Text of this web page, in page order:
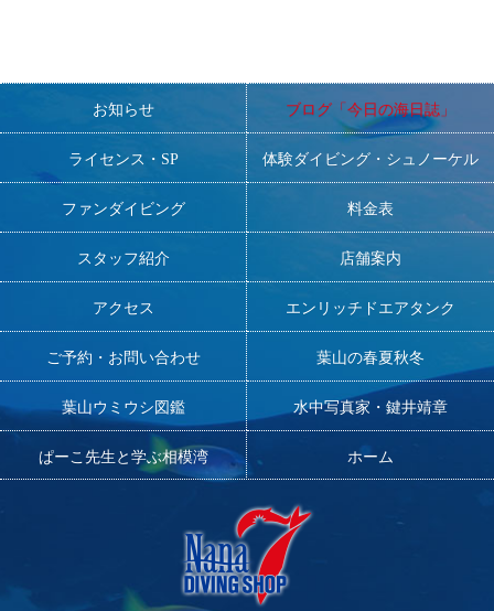
お知らせ ブログ「今日の海日誌」
ライセンス・SP 体験ダイビング・シュノーケル
ファンダイビング 料金表
スタッフ紹介 店舗案内
アクセス エンリッチドエアタンク
ご予約・お問い合わせ 葉山の春夏秋冬
葉山ウミウシ図鑑 水中写真家・鍵井靖章
ぱーこ先生と学ぶ相模湾 ホーム